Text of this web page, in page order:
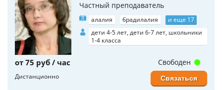
Частный преподаватель
алалия брадилалия
и еще 17
дети 4-5 лет, дети 6-7 лет, школьники
1-4 класса
от 75 руб / час
Дистанционно
Свободен
Связаться